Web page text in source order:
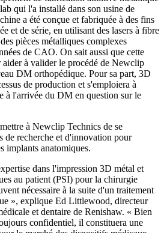
qui l'a installé dans son usine de
a été conçue et fabriquée à des fins
et de série, en utilisant des lasers à fibre
pièces métalliques complexes
de CAO. On sait aussi que cette
aider à valider le procédé de Newclip
DM orthopédique. Pour sa part, 3D
de production et s'emploiera à
à l'arrivée du DM en question sur le
à Newclip Technics de se
de recherche et d'innovation pour
implants anatomiques.
dans l'impression 3D métal et
au patient (PSI) pour la chirurgie
nécessaire à la suite d'un traitement
», explique Ed Littlewood, directeur
et dentaire de Renishaw. « Bien
confidentiel, il constituera une